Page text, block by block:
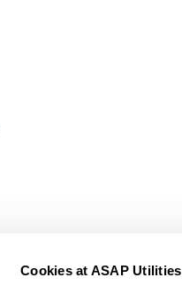
Cookies at ASAP Utilities